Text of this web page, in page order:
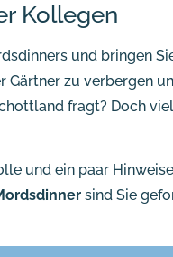
Kollegen
und bringen
Gärtner zu verbergen
fragt? Doch
und ein paar
sind Sie